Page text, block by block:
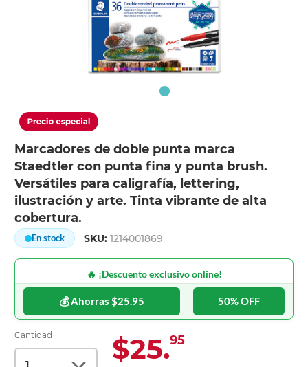
Marcadores de doble punta marca
Staedtler con punta fina y punta brush.
Versátiles para caligrafía, lettering,
ilustración y arte. Tinta vibrante de alta
cobertura.
En stock SKU:1214001869
🔥 ¡Descuento exclusivo online!
💰 Ahorras $25.95 50% OFF
Cantidad $25.95